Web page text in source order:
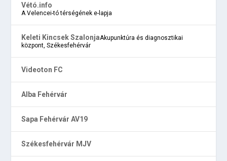
Vétó.info
A Velencei-tó térségének e-lapja
Keleti Kincsek SzalonjaAkupunktúra és diagnosztikai
központ, Székesfehérvár
Videoton FC
Alba Fehérvár
Sapa Fehérvár AV19
Székesfehérvár MJV